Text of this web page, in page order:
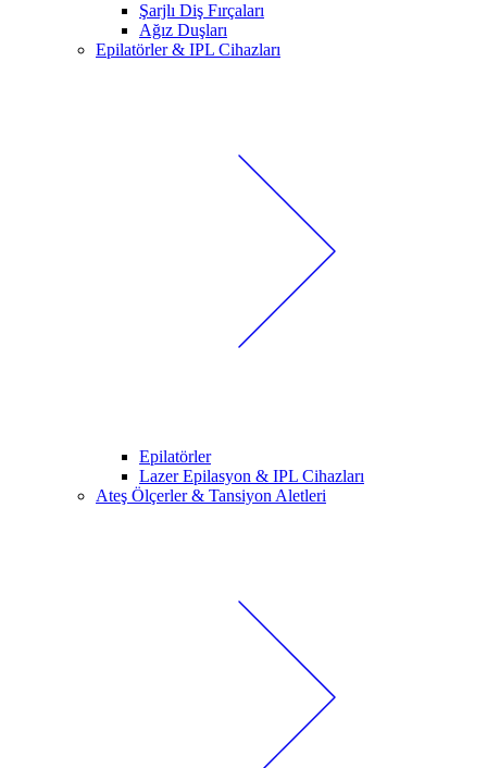
Şarjlı Diş Fırçaları
Ağız Duşları
Epilatörler & IPL Cihazları
Epilatörler
Lazer Epilasyon & IPL Cihazları
Ateş Ölçerler & Tansiyon Aletleri